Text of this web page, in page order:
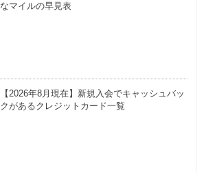
なマイルの早見表
【2026年8月現在】新規入会でキャッシュバッ
クがあるクレジットカード一覧